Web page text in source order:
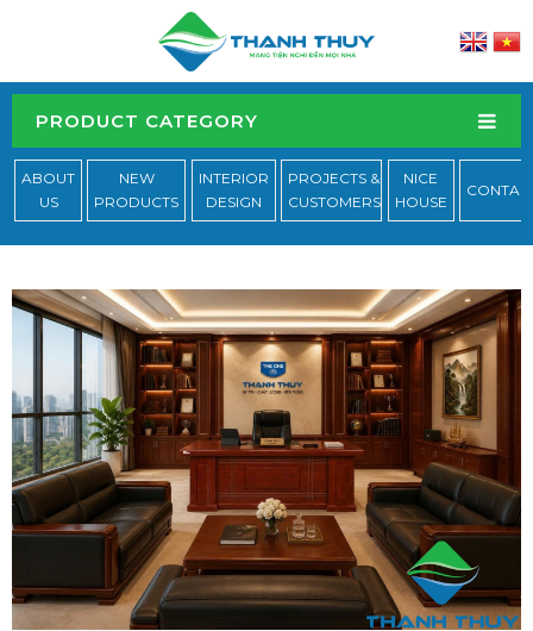
PRODUCT CATEGORY
ABOUT
US
NEW
PRODUCTS
INTERIOR
DESIGN
PROJECTS &
CUSTOMERS
NICE
HOUSE